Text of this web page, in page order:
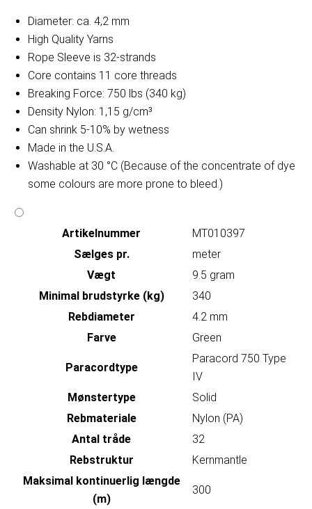
Diameter: ca. 4,2 mm
High Quality Yarns
Rope Sleeve is 32-strands
Core contains 11 core threads
Breaking Force: 750 lbs (340 kg)
Density Nylon: 1,15 g/cm³
Can shrink 5-10% by wetness
Made in the U.S.A.
Washable at 30 °C (Because of the concentrate of dye
some colours are more prone to bleed.)
Artikelnummer
MT010397
Sælges pr.
meter
Vægt
9.5 gram
Minimal brudstyrke (kg)
340
Rebdiameter
4.2 mm
Farve
Green
Paracordtype
Paracord 750 Type
IV
Mønstertype
Solid
Rebmateriale
Nylon (PA)
Antal tråde
32
Rebstruktur
Kernmantle
Maksimal kontinuerlig længde
(m)
300